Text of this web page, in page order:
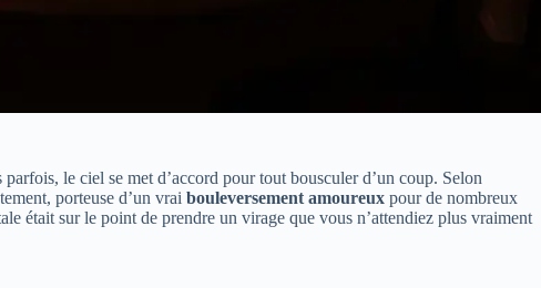
le ciel se met d’accord pour tout bousculer d’un coup. Selon
porteuse d’un vrai bouleversement amoureux pour de nombreux
était sur le point de prendre un virage que vous n’attendiez plus vraiment